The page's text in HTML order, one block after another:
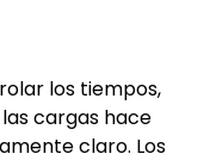
los tiempos,
cargas hace
claro. Los